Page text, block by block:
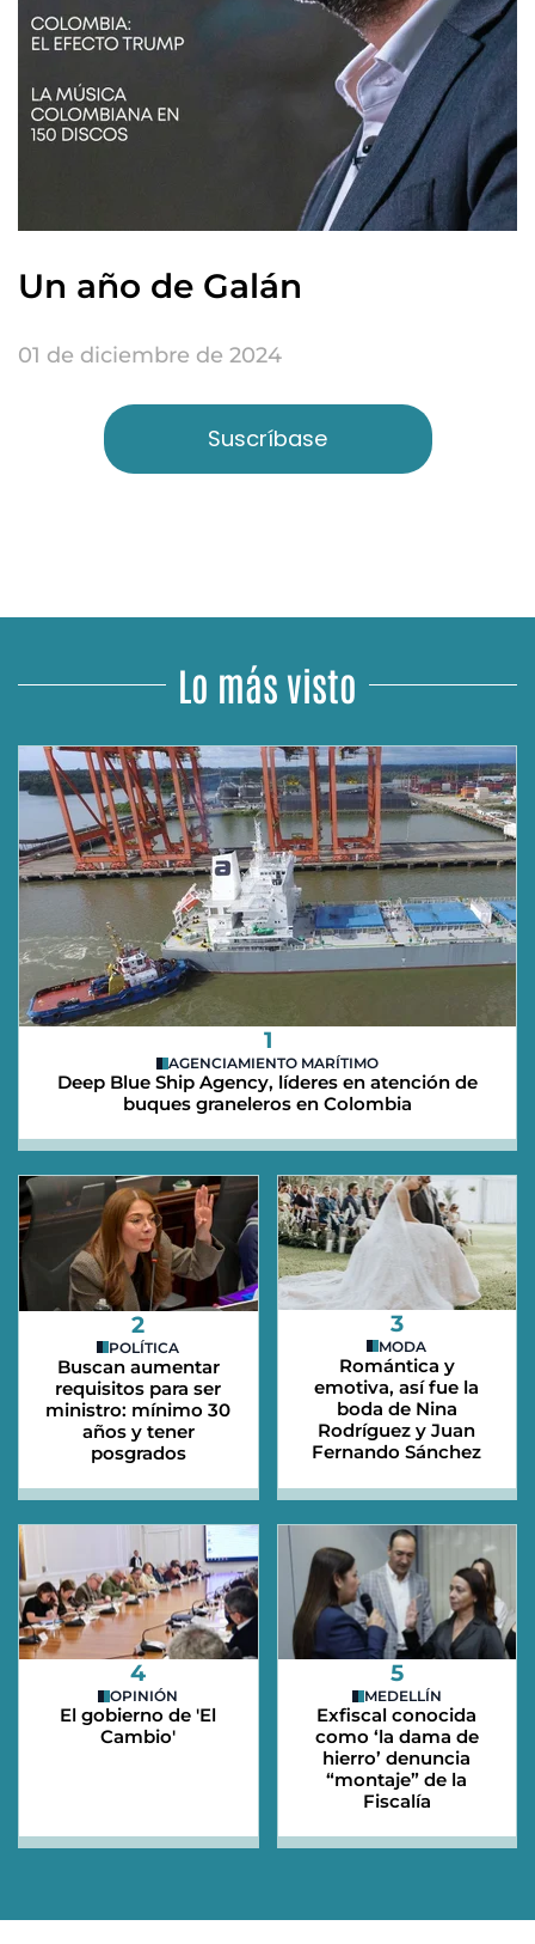
Un año de Galán
01 de diciembre de 2024
Suscríbase
Lo más visto
1
AGENCIAMIENTO MARÍTIMO
Deep Blue Ship Agency, líderes en atención de
buques graneleros en Colombia
2
POLÍTICA
Buscan aumentar
requisitos para ser
ministro: mínimo 30
años y tener
posgrados
3
MODA
Romántica y
emotiva, así fue la
boda de Nina
Rodríguez y Juan
Fernando Sánchez
4
OPINIÓN
El gobierno de 'El
Cambio'
5
MEDELLÍN
Exfiscal conocida
como ‘la dama de
hierro’ denuncia
“montaje” de la
Fiscalía